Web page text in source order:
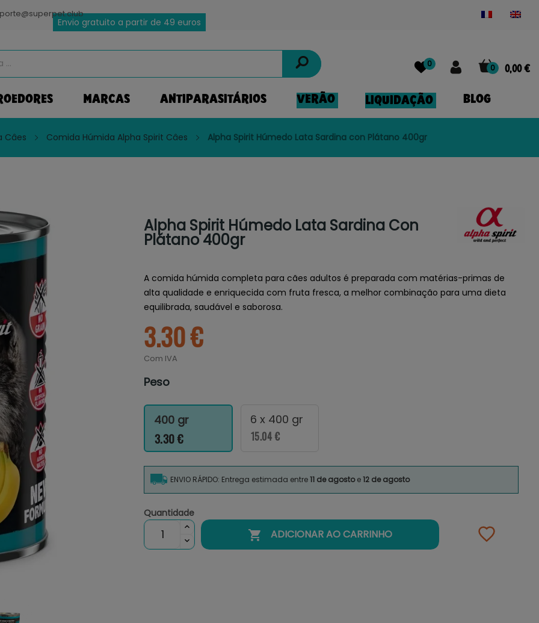
Envio gratuito a partir de 49 euros
0 0,00 €
0
MARCAS ANTIPARASITÁRIOS VERÃO LIQUIDAÇÃO BLOG
Câes Comida Húmida Alpha Spirit Câes Alpha Spirit Húmedo Lata Sardina con Plátano 400gr
Alpha Spirit Húmedo Lata Sardina Con
Plátano 400gr
A comida húmida completa para cães adultos é preparada com matérias-primas de
alta qualidade e enriquecida com fruta fresca, a melhor combinação para uma dieta
equilibrada, saudável e saborosa.
3.30 €
Com IVA
Peso
400 gr
3.30 €
6 x 400 gr
15.04 €
ENVIO RÁPIDO: Entrega estimada entre11 de agostoe12 de agosto
Quantidade
 ADICIONAR AO CARRINHO